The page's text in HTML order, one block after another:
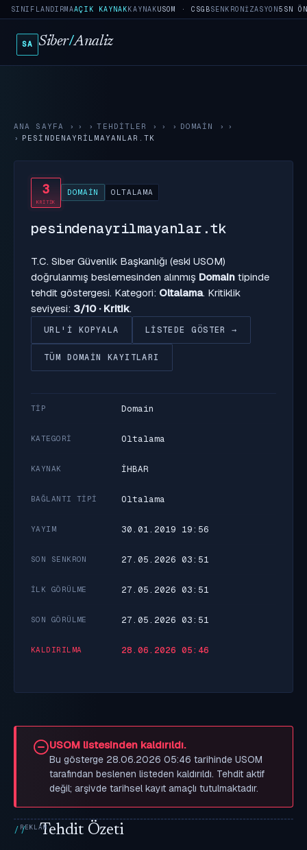
SINIFLANDIRMAAÇIK KAYNAKKAYNAKUSOM · CSGBSENKRONIZASYON5SN
SA Siber/Analiz
ANA SAYFA › TEHDITLER › DOMAIN
›
PESINDENAYRILMAYANLAR.TK
3
KRITIK
DOMAIN OLTALAMA
pesindenayrilmayanlar.tk
T.C. Siber Güvenlik Başkanlığı (eski USOM)
doğrulanmış beslemesinden alınmış Domain tipinde
tehdit göstergesi. Kategori: Oltalama. Kritiklik
seviyesi: 3/10 · Kritik.
URL'I KOPYALA LISTEDE GÖSTER →
TÜM DOMAIN KAYITLARI
TIP Domain
KATEGORI Oltalama
KAYNAK İHBAR
BAĞLANTI TIPI Oltalama
YAYIM 30.01.2019 19:56
SON SENKRON 27.05.2026 03:51
İLK GÖRÜLME 27.05.2026 03:51
SON GÖRÜLME 27.05.2026 03:51
KALDIRILMA 28.06.2026 05:46
USOM listesinden kaldırıldı.
Bu gösterge 28.06.2026 05:46 tarihinde USOM
tarafından beslenen listeden kaldırıldı. Tehdit aktif
değil; arşivde tarihsel kayıt amaçlı tutulmaktadır.
Tehdit Özeti